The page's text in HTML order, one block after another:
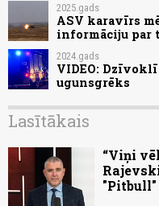
2025.gads
ASV karavīrs
informāciju par
2024.gads
VIDEO:
ugunsgrēks
Lasītākais
“Viņi